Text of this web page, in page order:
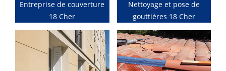
Entreprise de couverture
18 Cher
Nettoyage et pose de
gouttières 18 Cher